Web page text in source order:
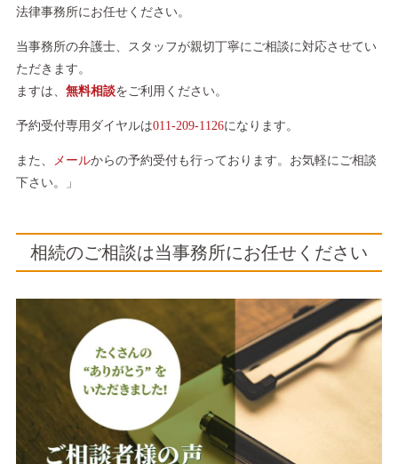
法律事務所にお任せください。
当事務所の弁護士、スタッフが親切丁寧にご相談に対応させてい
ただきます。
ますは、 無料相談をご利用ください。
予約受付専用ダイヤルは011-209-1126になります。
また、 メールからの予約受付も行っております。お気軽にご相談
下さい。」
相続のご相談は当事務所にお任せください